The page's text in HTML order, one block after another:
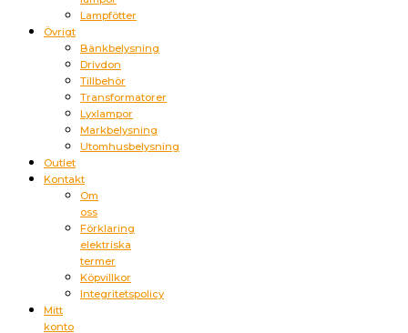
Lampfötter
Övrigt
Bänkbelysning
Drivdon
Tillbehör
Transformatorer
Lyxlampor
Markbelysning
Utomhusbelysning
Outlet
Kontakt
Om
oss
Förklaring
elektriska
termer
Köpvillkor
Integritetspolicy
Mitt
konto